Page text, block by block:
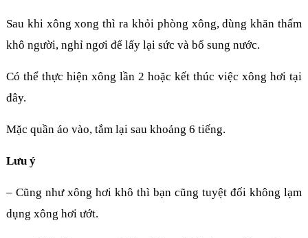
Sau khi xông xong thì ra khỏi phòng xông, dùng khăn thấm
khô người, nghỉ ngơi để lấy lại sức và bổ sung nước.
Có thể thực hiện xông lần 2 hoặc kết thúc việc xông hơi tại
đây.
Mặc quần áo vào, tắm lại sau khoảng 6 tiếng.
Lưu ý
– Cũng như xông hơi khô thì bạn cũng tuyệt đối không lạm
dụng xông hơi ướt.